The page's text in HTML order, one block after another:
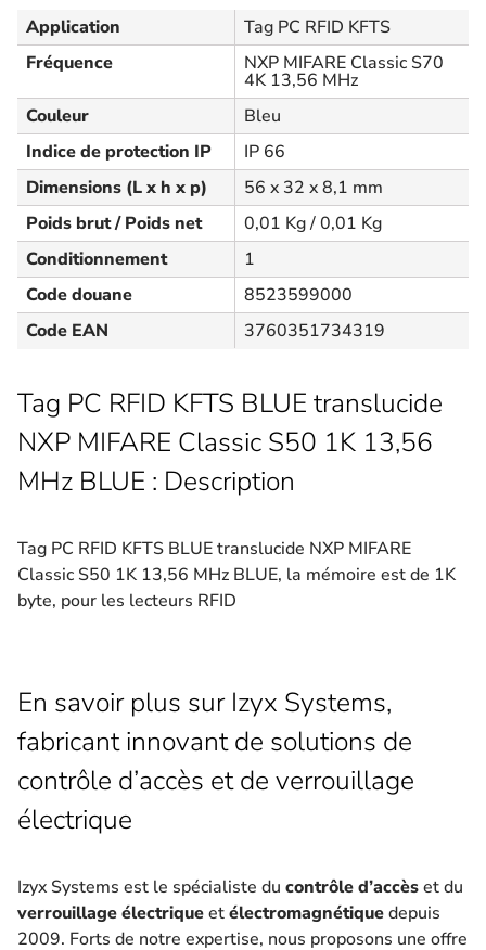
Application
Tag PC RFID KFTS
Fréquence
NXP MIFARE Classic S70
4K 13,56 MHz
Couleur
Bleu
Indice de protection IP
IP 66
Dimensions (L x h x p)
56 x 32 x 8,1 mm
Poids brut / Poids net
0,01 Kg / 0,01 Kg
Conditionnement
1
Code douane
8523599000
Code EAN
3760351734319
Tag PC RFID KFTS BLUE translucide
NXP MIFARE Classic S50 1K 13,56
MHz BLUE : Description
Tag PC RFID KFTS BLUE translucide NXP MIFARE
Classic S50 1K 13,56 MHz BLUE, la mémoire est de 1K
byte, pour les lecteurs RFID
En savoir plus sur Izyx Systems,
fabricant innovant de solutions de
contrôle d’accès et de verrouillage
électrique
Izyx Systems est le spécialiste du contrôle d’accèset du
verrouillage électriqueetélectromagnétiquedepuis
2009. Forts de notre expertise, nous proposons une offre